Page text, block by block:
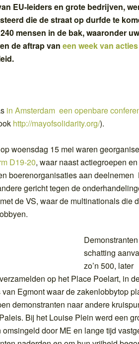
EU-leiders en grote bedrijven,
die de straat op durfde te
mensen in de bak, waaronder
de aftrap van een week van acties
in Amsterdam een openbare
http://mayofsolidarity.org/).
woensdag 15 mei waren
D19-20, waar naast actiegroepen en
boerenorganisaties aan deelnemen
gericht tegen de
de VS, waar de multinationals die
schatting
zo’n 500, later
op het Place Poelart, in
Egmont waar de zakenlobbytop
demonstranten naar andere
Bij het Louise Plein werd een
omsingeld door ME en lange tijd